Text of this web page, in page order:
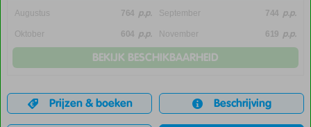
Augustus 764 p.p. September 744 p.p.
Oktober 604 p.p. November 619 p.p.
BEKIJK BESCHIKBAARHEID
Prijzen & boeken Beschrijving